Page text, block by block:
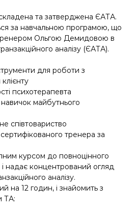
та затверджена ЄАТА.
за навчальною програмою, що
Ольгою Демидовою в
аналізу (ЄАТА).
для роботи з
психотерапевта
майбутнього
співтовариство
тренера за
курсом до повноцінного
надає концентрований огляд
аналізу.
на 12 годин, і знайомить з
ТА: